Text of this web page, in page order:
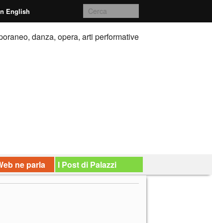
English
danza, opera, arti performative
ne parla I Post di Palazzi